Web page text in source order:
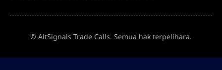
© AltSignals Trade Calls. Semua hak terpelihara.